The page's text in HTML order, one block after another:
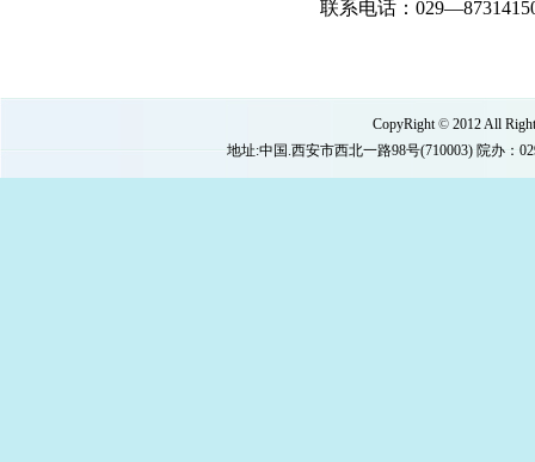
联系电话：
CopyRight© 2012 All
地址:中国.西安市西北一路98号(710003) 院办：